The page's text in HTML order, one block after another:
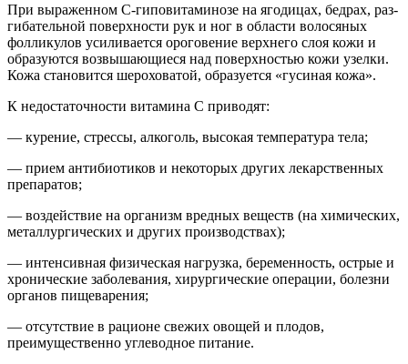
При выраженном С-гиповитаминозе на ягодицах, бедрах, раз-
гибательной поверхности рук и ног в области волосяных
фолликулов усиливается ороговение верхнего слоя кожи и
образуются возвышающиеся над поверхностью кожи узелки.
Кожа становится шероховатой, образуется «гусиная кожа».
К недостаточности витамина С приводят:
— курение, стрессы, алкоголь, высокая температура тела;
— прием антибиотиков и некоторых других лекарственных
препаратов;
— воздействие на организм вредных веществ (на химических,
металлургических и других производствах);
— интенсивная физическая нагрузка, беременность, острые и
хронические заболевания, хирургические операции, болезни
органов пищеварения;
— отсутствие в рационе свежих овощей и плодов,
преимущественно углеводное питание.